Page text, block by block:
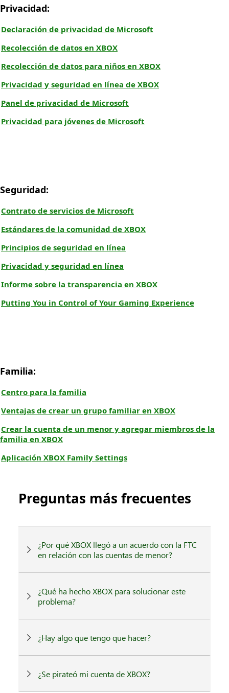
Privacidad:
Declaración de privacidad de Microsoft
Recolección de datos en XBOX
Recolección de datos para niños en XBOX
Privacidad y seguridad en línea de XBOX
Panel de privacidad de Microsoft
Privacidad para jóvenes de Microsoft
Seguridad:
Contrato de servicios de Microsoft
Estándares de la comunidad de XBOX
Principios de seguridad en línea
Privacidad y seguridad en línea
Informe sobre la transparencia en XBOX
Putting You in Control of Your Gaming Experience
Familia:
Centro para la familia
Ventajas de crear un grupo familiar en XBOX
Crear la cuenta de un menor y agregar miembros de la
familia en XBOX
Aplicación XBOX Family Settings
Preguntas más frecuentes
¿Por qué XBOX llegó a un acuerdo con la FTC
en relación con las cuentas de menor?
¿Qué ha hecho XBOX para solucionar este
problema?
¿Hay algo que tengo que hacer?
¿Se pirateó mi cuenta de XBOX?